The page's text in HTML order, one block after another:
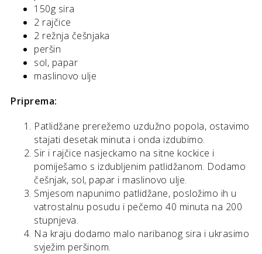
150g sira
2 rajčice
2 režnja češnjaka
peršin
sol, papar
maslinovo ulje
Priprema:
Patlidžane prerežemo uzdužno popola, ostavimo
stajati desetak minuta i onda izdubimo.
Sir i rajčice nasjeckamo na sitne kockice i
pomiješamo s izdubljenim patlidžanom. Dodamo
češnjak, sol, papar i maslinovo ulje.
Smjesom napunimo patlidžane, posložimo ih u
vatrostalnu posudu i pečemo 40 minuta na 200
stupnjeva.
Na kraju dodamo malo naribanog sira i ukrasimo
svježim peršinom.